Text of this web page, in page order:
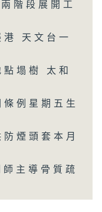
階段展開工
天文台一
塌樹 太和
例星期五生
煙頭套本月
主導骨質疏